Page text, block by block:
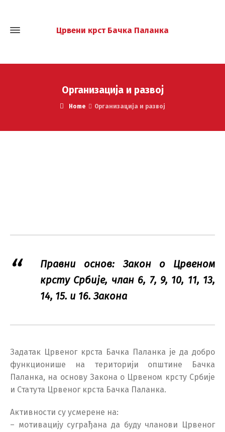
Црвени крст Бачка Паланка
Организација и развој
Home Организација и развој
Правни основ: Закон о Црвеном
крсту Србије, члан 6, 7, 9, 10, 11, 13,
14, 15. и 16. Закона
Задатак Црвеног крста Бачка Паланка је да добро
функционише на територији општине Бачка
Паланка, на основу Закона о Црвеном крсту Србије
и Статута Црвеног крста Бачка Паланка.
Активности су усмерене на:
– мотивацију суграђана да буду чланови Црвеног